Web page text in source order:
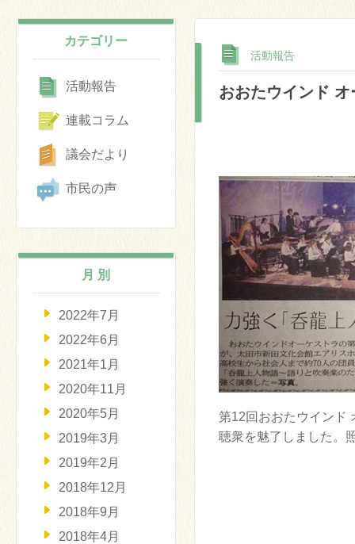
活動報告
おおたウインド
第12回おおたウインド
聴衆を魅了しました。
カテゴリー
活動報告
連載コラム
議会だより
市民の声
月 別
2022年7月
2022年6月
2021年1月
2020年11月
2020年5月
2019年3月
2019年2月
2018年12月
2018年9月
2018年4月